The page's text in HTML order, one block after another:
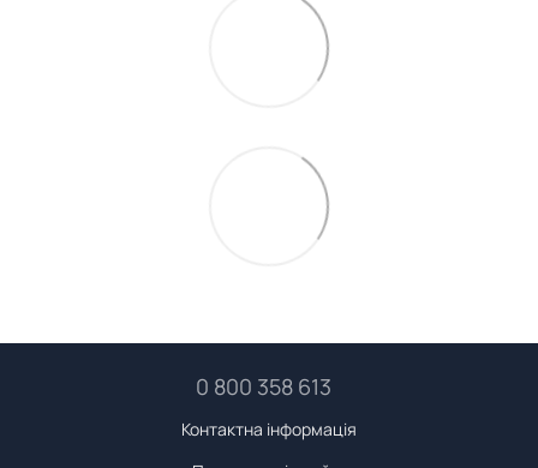
0 800 358 613
Контактна інформація